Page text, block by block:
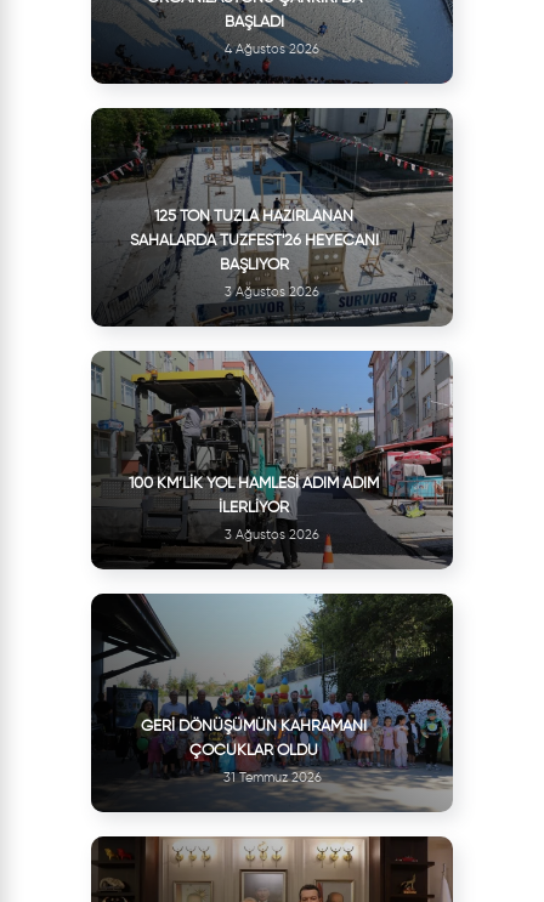
BAŞLADI
4 Ağustos 2026
125 TON TUZLA HAZIRLANAN
SAHALARDA TUZFEST'26 HEYECANI
BAŞLIYOR
3 Ağustos 2026
100 KM’LIK YOL HAMLESI ADIM ADIM
İLERLIYOR
3 Ağustos 2026
GERI DÖNÜŞÜMÜN KAHRAMANI
ÇOCUKLAR OLDU
31 Temmuz 2026